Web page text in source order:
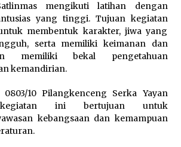
Terungkap Ada Transisi Panjang
Pengelolaan , Perumdam TKR
Didesak Transparan
7 Agustus 2026
Dorong Angka Partisipasi Sekolah
Terus Meningkat
7 Agustus 2026
mengikuti latihan dengan
yang tinggi. Tujuan kegiatan
membentuk karakter, jiwa yang
serta memiliki keimanan dan
memiliki bekal pengetahuan
kemandirian.
10 Pilangkenceng Serka Yayan
kegiatan ini bertujuan untuk
kebangsaan dan kemampuan